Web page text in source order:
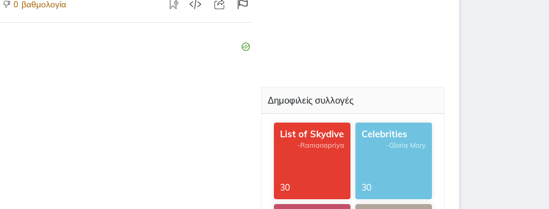
0 βαθμολογία
Δημοφιλείς συλλογές
List of Skydive
-Ramanapriya
30
Celebrities
-Gloria Mary
30